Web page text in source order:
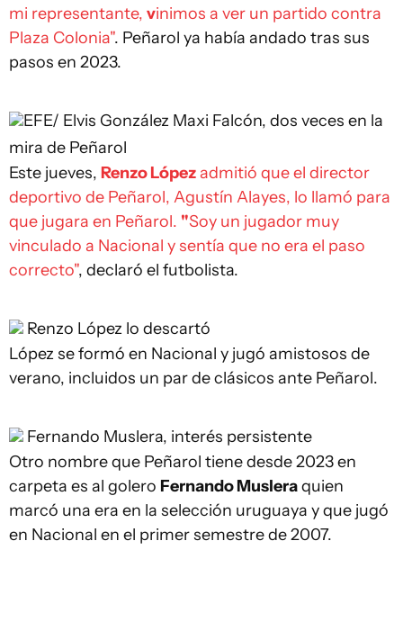
mi representante, vinimos a ver un partido contra
Plaza Colonia". Peñarol ya había andado tras sus
pasos en 2023.
EFE/ Elvis González Maxi Falcón, dos veces en la
mira de Peñarol
Este jueves, Renzo Lópezadmitió que el director
deportivo de Peñarol, Agustín Alayes, lo llamó para
que jugara en Peñarol. "Soy un jugador muy
vinculado a Nacional y sentía que no era el paso
correcto", declaró el futbolista.
Renzo López lo descartó
López se formó en Nacional y jugó amistosos de
verano, incluidos un par de clásicos ante Peñarol.
Fernando Muslera, interés persistente
Otro nombre que Peñarol tiene desde 2023 en
carpeta es al golero Fernando Musleraquien
marcó una era en la selección uruguaya y que jugó
en Nacional en el primer semestre de 2007.